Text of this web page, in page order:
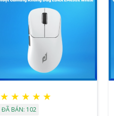
★ ★ ★ ★ ★
ĐÃ BÁN: 102